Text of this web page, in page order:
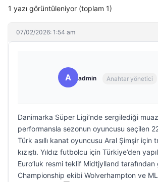
1 yazı görüntüleniyor (toplam 1)
07/02/2026: 1:54 am
A admin Anahtar yönetici
Danimarka Süper Ligi’nde sergilediği
performansla sezonun oyuncusu seçilen
Türk asıllı kanat oyuncusu Aral Şimşir için
kızıştı. Yıldız futbolcu için Türkiye’den
Euro’luk resmi teklif Midtjylland
Championship ekibi Wolverhampton ve